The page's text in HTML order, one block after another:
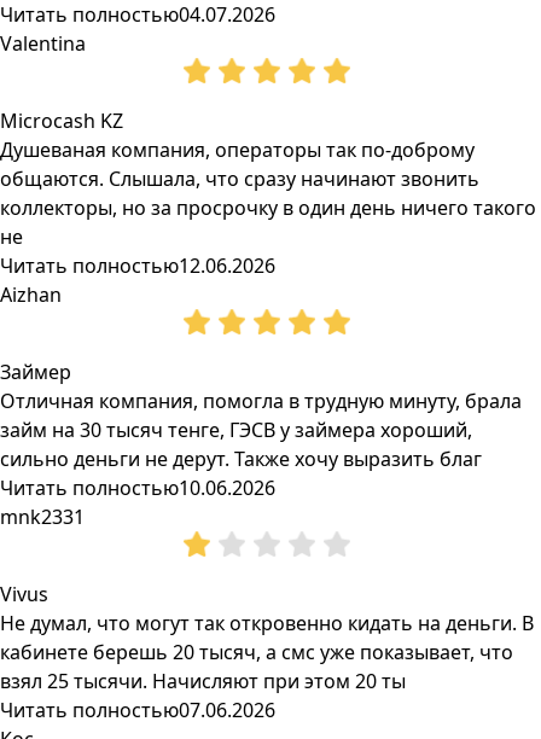
Читать полностью04.07.2026
Valentina
Microcash KZ
Душеваная компания, операторы так по-доброму
общаются. Слышала, что сразу начинают звонить
коллекторы, но за просрочку в один день ничего такого
не
Читать полностью12.06.2026
Aizhan
Займер
Отличная компания, помогла в трудную минуту, брала
займ на 30 тысяч тенге, ГЭСВ у займера хороший,
сильно деньги не дерут. Также хочу выразить благ
Читать полностью10.06.2026
mnk2331
Vivus
Не думал, что могут так откровенно кидать на деньги. В
кабинете берешь 20 тысяч, а смс уже показывает, что
взял 25 тысячи. Начисляют при этом 20 ты
Читать полностью07.06.2026